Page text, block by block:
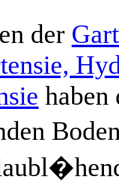
der
haben